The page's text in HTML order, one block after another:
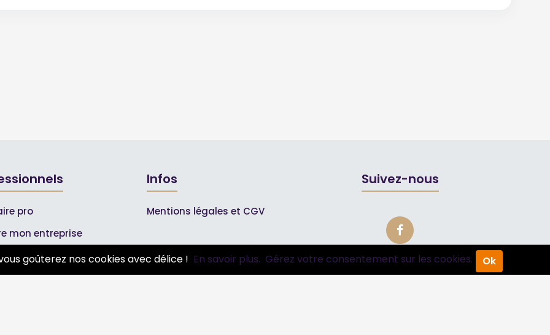
pro
mon entreprise
Pros
Infos
Mentions légales et CGV
Suivez-nous
goûterez nos cookies avec délice ! En savoir plus. Gérez votre consentement sur les cookies. Ok